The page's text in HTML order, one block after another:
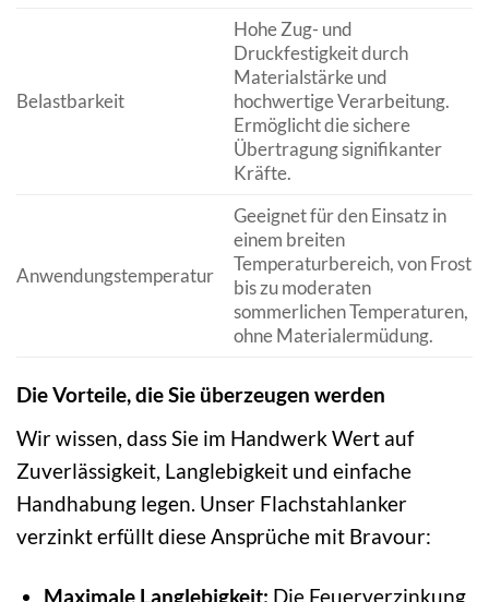
Belastbarkeit
Hohe Zug- und
Druckfestigkeit durch
Materialstärke und
hochwertige Verarbeitung.
Ermöglicht die sichere
Übertragung signifikanter
Kräfte.
Anwendungstemperatur
Geeignet für den Einsatz in
einem breiten
Temperaturbereich, von Frost
bis zu moderaten
sommerlichen Temperaturen,
ohne Materialermüdung.
Die Vorteile, die Sie überzeugen werden
Wir wissen, dass Sie im Handwerk Wert auf
Zuverlässigkeit, Langlebigkeit und einfache
Handhabung legen. Unser Flachstahlanker
verzinkt erfüllt diese Ansprüche mit Bravour:
Maximale Langlebigkeit: Die Feuerverzinkung